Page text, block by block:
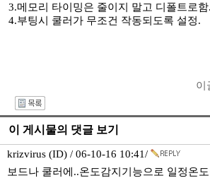
3.메모리 타이밍은 줄이지 말고 디폴트로함.
4.부팅시 쿨러가 무조건 작동되도록 설정.
이
이 게시물의 댓글 보기
krizvirus (ID) / 06-10-16 10:41/
보드나 쿨러에..온도감지기능으로 일정온